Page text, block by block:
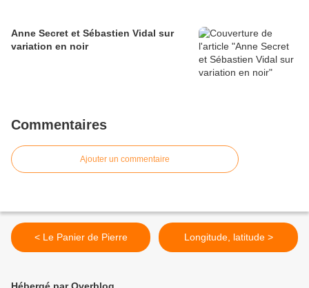
Anne Secret et Sébastien Vidal sur
variation en noir
Commentaires
Ajouter un commentaire
< Le Panier de Pierre Longitude, latitude >